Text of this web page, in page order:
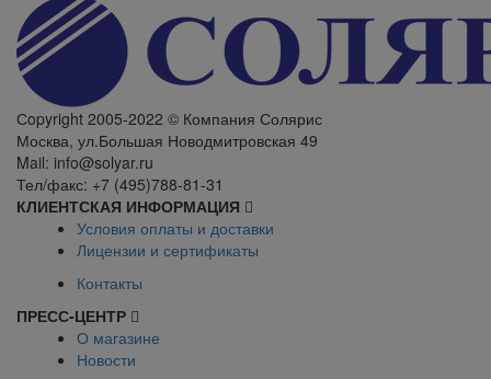
Сopyright 2005-2022 © Компания Солярис
Москва, ул.Большая Новодмитровская 49
Mail: info@solyar.ru
Тел/факс: +7 (495)788-81-31
КЛИЕНТСКАЯ ИНФОРМАЦИЯ
Условия оплаты и доставки
Лицензии и сертификаты
Контакты
ПРЕСС-ЦЕНТР
О магазине
Новости